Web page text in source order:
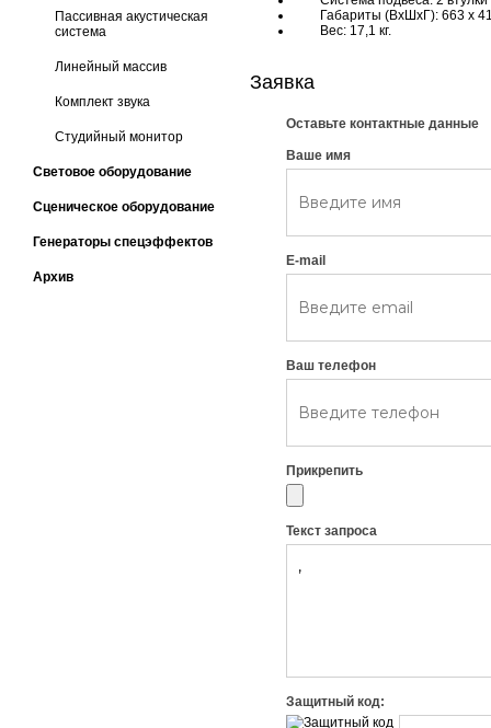
Пассивная акустическая
система
Линейный массив
Комплект звука
Студийный монитор
Световое оборудование
Сценическое оборудование
Генераторы спецэффектов
Архив
Габариты (ВхШхГ): 663 x
Вес: 17,1 кг.
Заявка
Оставьте контактные данные
Ваше имя
E-mail
Ваш телефон
Прикрепить
Текст запроса
Защитный код: